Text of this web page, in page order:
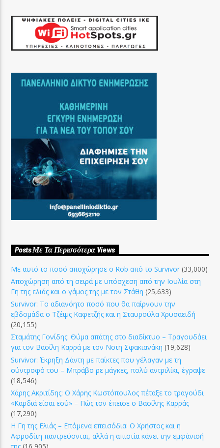
Posts Με Τα Περισσότερα Views
Με αυτό το ποσό αποχώρησε ο Rob από το Survivor (33,000)
Αποχώρηση από τη σειρά με υπόσχεση από την Ιουλία στη
Γη της ελιάς και ο γάμος της με τον Στάθη (25,633)
Survivor: Το αδιανόητο ποσό που θα παίρνουν την
εβδομάδα ο Τζέιμς Καφετζής και η Σταυρούλα Χρυσαειδή
(20,155)
Σταμάτης Γονίδης: Θύμα απάτης στο διαδίκτυο – Τραγουδάει
για τον Βασίλη Καρρά με τον Νοτη Σφακιανάκη (19,628)
Survivor: Έκρηξη Δάντη με παίκτες που γέλαγαν με τη
σύντροφό του – Μπράβο ρε μάγκες, πολύ αντριλίκι, έγραψε
(18,546)
Χάρης Ακριτίδης: Ο Χάρης Κωστόπουλος πέταξε το τραγούδι
«Καρδιά είσαι εσύ» – Πώς τον έπεισε ο Βασίλης Καρράς
(17,290)
Η Γη της Ελιάς – Επόμενα επεισόδια: Ο Χρήστος και η
Αφροδίτη παντρεύονται, αλλά η απιστία κάνει την εμφάνισή